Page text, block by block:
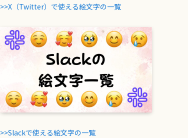
>>X（Twitter）で使える絵文字の一覧
>>Slackで使える絵文字の一覧